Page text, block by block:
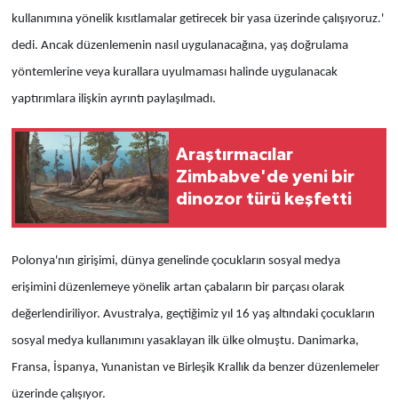
kullanımına yönelik kısıtlamalar getirecek bir yasa üzerinde çalışıyoruz.'
dedi. Ancak düzenlemenin nasıl uygulanacağına, yaş doğrulama
yöntemlerine veya kurallara uyulmaması halinde uygulanacak
yaptırımlara ilişkin ayrıntı paylaşılmadı.
Araştırmacılar
Zimbabve'de yeni bir
dinozor türü keşfetti
Polonya'nın girişimi, dünya genelinde çocukların sosyal medya
erişimini düzenlemeye yönelik artan çabaların bir parçası olarak
değerlendiriliyor. Avustralya, geçtiğimiz yıl 16 yaş altındaki çocukların
sosyal medya kullanımını yasaklayan ilk ülke olmuştu. Danimarka,
Fransa, İspanya, Yunanistan ve Birleşik Krallık da benzer düzenlemeler
üzerinde çalışıyor.